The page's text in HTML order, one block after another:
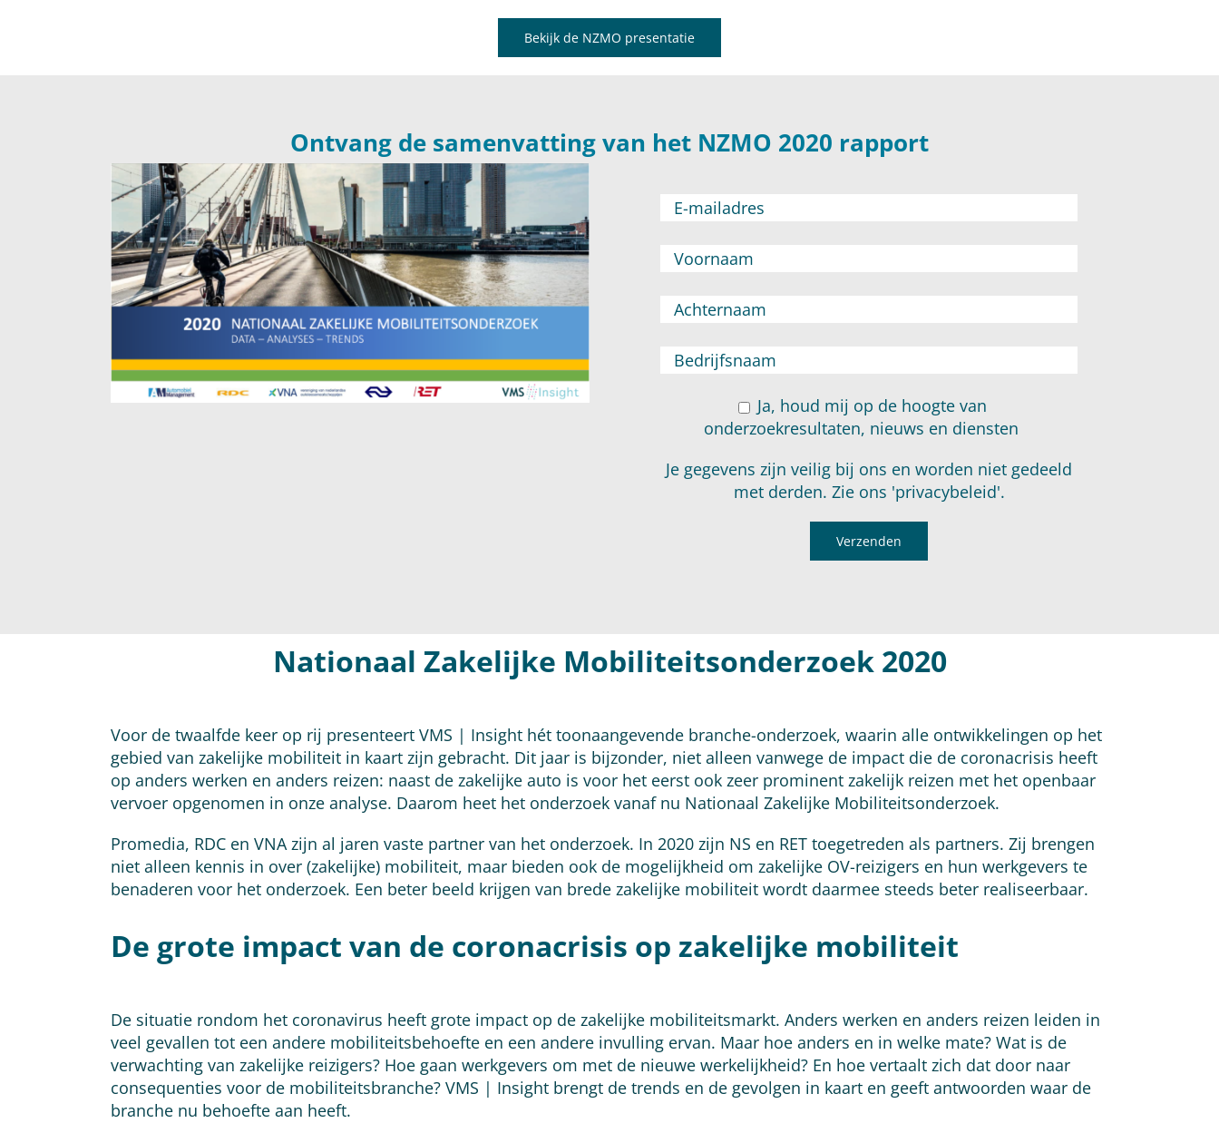
Bekijk de NZMO presentatie
Ontvang de samenvatting van het NZMO 2020 rapport
Ja, houd mij op de hoogte van
onderzoekresultaten, nieuws en diensten
Je gegevens zijn veilig bij ons en worden niet gedeeld
met derden. Zie ons 'privacybeleid'.
Nationaal Zakelijke Mobiliteitsonderzoek 2020
Voor de twaalfde keer op rij presenteert VMS | Insight hét toonaangevende branche-onderzoek, waarin alle ontwikkelingen op het
gebied van zakelijke mobiliteit in kaart zijn gebracht. Dit jaar is bijzonder, niet alleen vanwege de impact die de coronacrisis heeft
op anders werken en anders reizen: naast de zakelijke auto is voor het eerst ook zeer prominent zakelijk reizen met het openbaar
vervoer opgenomen in onze analyse. Daarom heet het onderzoek vanaf nu Nationaal Zakelijke Mobiliteitsonderzoek.
Promedia, RDC en VNA zijn al jaren vaste partner van het onderzoek. In 2020 zijn NS en RET toegetreden als partners. Zij brengen
niet alleen kennis in over (zakelijke) mobiliteit, maar bieden ook de mogelijkheid om zakelijke OV-reizigers en hun werkgevers te
benaderen voor het onderzoek. Een beter beeld krijgen van brede zakelijke mobiliteit wordt daarmee steeds beter realiseerbaar.
De grote impact van de coronacrisis op zakelijke mobiliteit
De situatie rondom het coronavirus heeft grote impact op de zakelijke mobiliteitsmarkt. Anders werken en anders reizen leiden in
veel gevallen tot een andere mobiliteitsbehoefte en een andere invulling ervan. Maar hoe anders en in welke mate? Wat is de
verwachting van zakelijke reizigers? Hoe gaan werkgevers om met de nieuwe werkelijkheid? En hoe vertaalt zich dat door naar
consequenties voor de mobiliteitsbranche? VMS | Insight brengt de trends en de gevolgen in kaart en geeft antwoorden waar de
branche nu behoefte aan heeft.